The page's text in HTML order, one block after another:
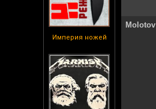
Империя ножей
Molotov